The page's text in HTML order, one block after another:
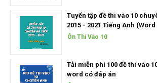
Tuyển tập đề thi vào 10
2015 - 2021 Tiếng Anh (Word
Ôn Thi Vào 10
Tải miễn phí 100 đề thi vào
word có đáp án